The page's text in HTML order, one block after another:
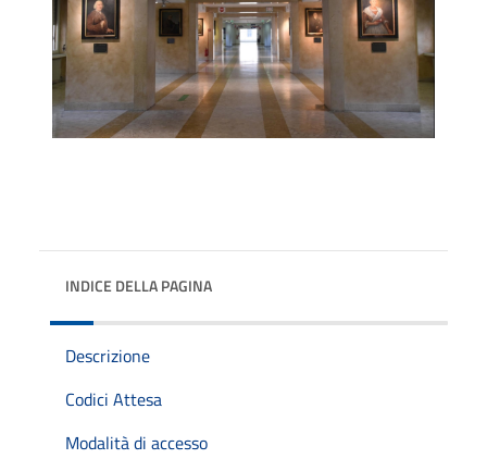
INDICE DELLA PAGINA
Descrizione
Codici Attesa
Modalità di accesso